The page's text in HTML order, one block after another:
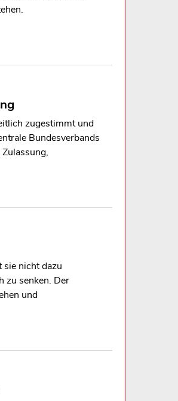
zugestimmt und
Bundesverbands
nicht dazu
zu senken. Der
und